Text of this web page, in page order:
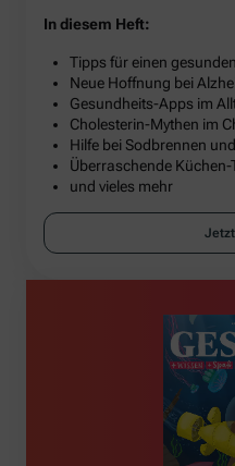
In diesem Heft:
Tipps für einen
Neue Hoffnung bei
Gesundheits-Apps im
Cholesterin-Mythen im
Hilfe bei Sodbrennen
Überraschende Küchen-
und vieles mehr